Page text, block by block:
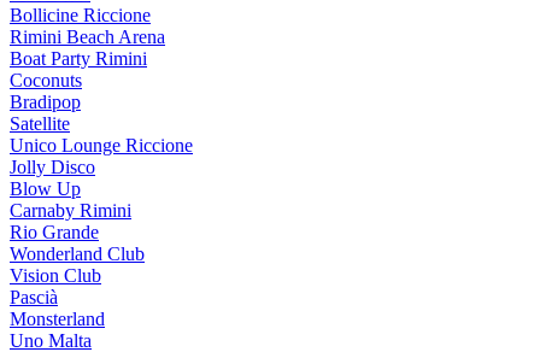
Bollicine Riccione
Rimini Beach Arena
Boat Party Rimini
Coconuts
Bradipop
Satellite
Unico Lounge Riccione
Jolly Disco
Blow Up
Carnaby Rimini
Rio Grande
Wonderland Club
Vision Club
Pascià
Monsterland
Uno Malta